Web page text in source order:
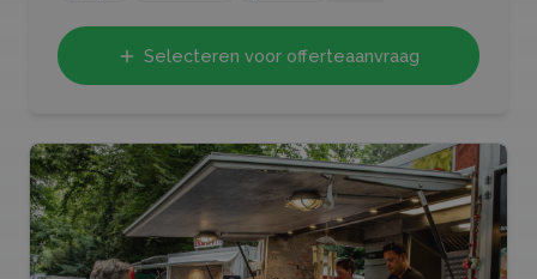
Selecteren voor offerteaanvraag